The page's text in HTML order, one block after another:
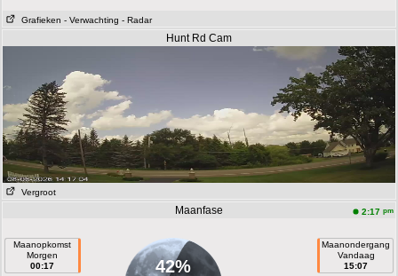
Grafieken - Verwachting - Radar
Hunt Rd Cam
Vergroot
Maanfase 2:17 pm
Maanopkomst
Morgen
00:17
42%
Maanondergang
Vandaag
15:07